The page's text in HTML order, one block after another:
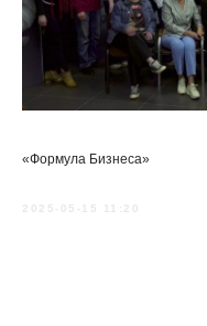
«Формула Бизнеса»